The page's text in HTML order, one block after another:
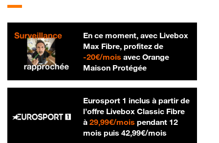
En ce moment, avec Livebox
Max Fibre, profitez de
-20€/mois20 € par mois
avec Orange
Maison Protégée
Eurosport 1 inclus à partir de
l’offre Livebox Classic Fibre
à 29,99€/mois29,99 € par mois
pendant 12
mois puis 42,99€/mois42,99 € par